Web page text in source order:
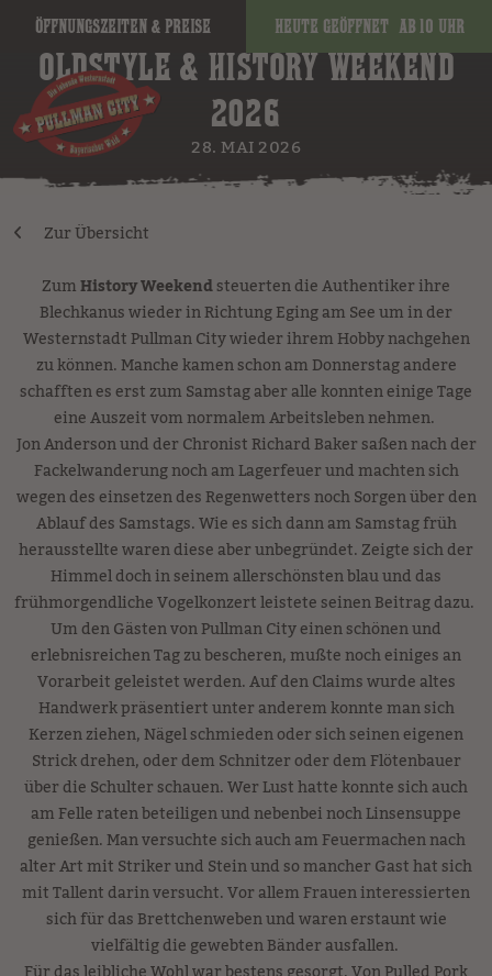
Öffnungszeiten & Preise Heute geöffnet ab 10 Uhr
OLDSTYLE & HISTORY WEEKEND
2026
28. MAI 2026
Zur Übersicht
ZumHistory Weekendsteuerten die Authentiker ihre
Blechkanus wieder in Richtung Eging am See um in der
Westernstadt Pullman City wieder ihrem Hobby nachgehen
zu können. Manche kamen schon am Donnerstag andere
schafften es erst zum Samstag aber alle konnten einige Tage
eine Auszeit vom normalem Arbeitsleben nehmen.
Jon Anderson und der Chronist Richard Baker saßen nach der
Fackelwanderung noch am Lagerfeuer und machten sich
wegen des einsetzen des Regenwetters noch Sorgen über den
Ablauf des Samstags. Wie es sich dann am Samstag früh
herausstellte waren diese aber unbegründet. Zeigte sich der
Himmel doch in seinem allerschönsten blau und das
frühmorgendliche Vogelkonzert leistete seinen Beitrag dazu.
Um den Gästen von Pullman City einen schönen und
erlebnisreichen Tag zu bescheren, mußte noch einiges an
Vorarbeit geleistet werden. Auf den Claims wurde altes
Handwerk präsentiert unter anderem konnte man sich
Kerzen ziehen, Nägel schmieden oder sich seinen eigenen
Strick drehen, oder dem Schnitzer oder dem Flötenbauer
über die Schulter schauen. Wer Lust hatte konnte sich auch
am Felle raten beteiligen und nebenbei noch Linsensuppe
genießen. Man versuchte sich auch am Feuermachen nach
alter Art mit Striker und Stein und so mancher Gast hat sich
mit Tallent darin versucht. Vor allem Frauen interessierten
sich für das Brettchenweben und waren erstaunt wie
vielfältig die gewebten Bänder ausfallen.